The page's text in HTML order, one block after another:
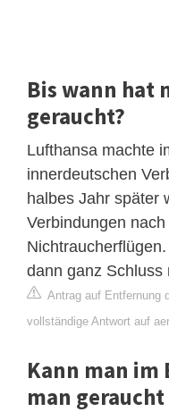
Bis wann hat
geraucht?
Lufthansa machte
innerdeutschen
halbes Jahr später
Verbindungen
dann ganz Schluss
Antrag auf Entfernung
vollständige Antwort auf
Kann man im
man geraucht